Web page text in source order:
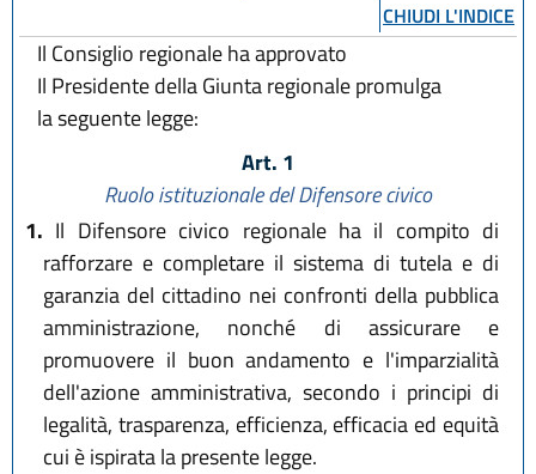
CHIUDI L'INDICE
Il Consiglio regionale ha approvato
Il Presidente della Giunta regionale promulga
la seguente legge:
Art. 1
Ruolo istituzionale del Difensore civico
1. Il Difensore civico regionale ha il compito di
rafforzare e completare il sistema di tutela e di
garanzia del cittadino nei confronti della pubblica
amministrazione, nonché di assicurare e
promuovere il buon andamento e l'imparzialità
dell'azione amministrativa, secondo i principi di
legalità, trasparenza, efficienza, efficacia ed equità
cui è ispirata la presente legge.